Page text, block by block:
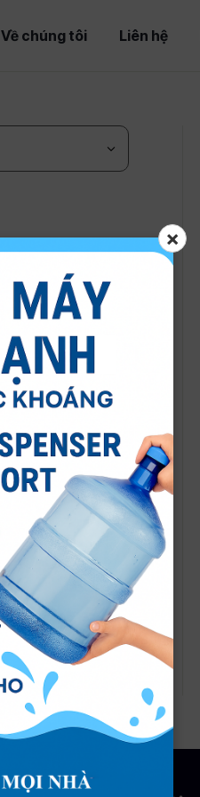
Về chúng tôi Liên hệ
×